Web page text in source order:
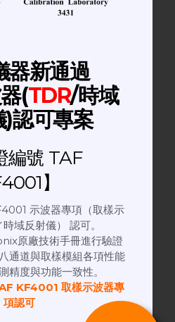
cập trang web chính
để khám phá thêm
tra 5G toàn
器新通過
(TDR/時域
)認可專案
編號 TAF
】
示波器專項（取樣示
時域反射儀） 認可。
原廠技術手冊進行驗證
通道與取樣模組各項性能
精度與功能一致性。
KF4001 取樣示波器專
項認可